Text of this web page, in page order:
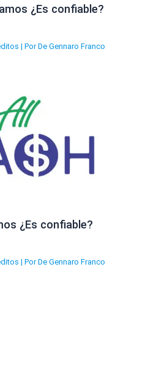
¿Es confiable?
| Por De Gennaro Franco
¿Es confiable?
| Por De Gennaro Franco